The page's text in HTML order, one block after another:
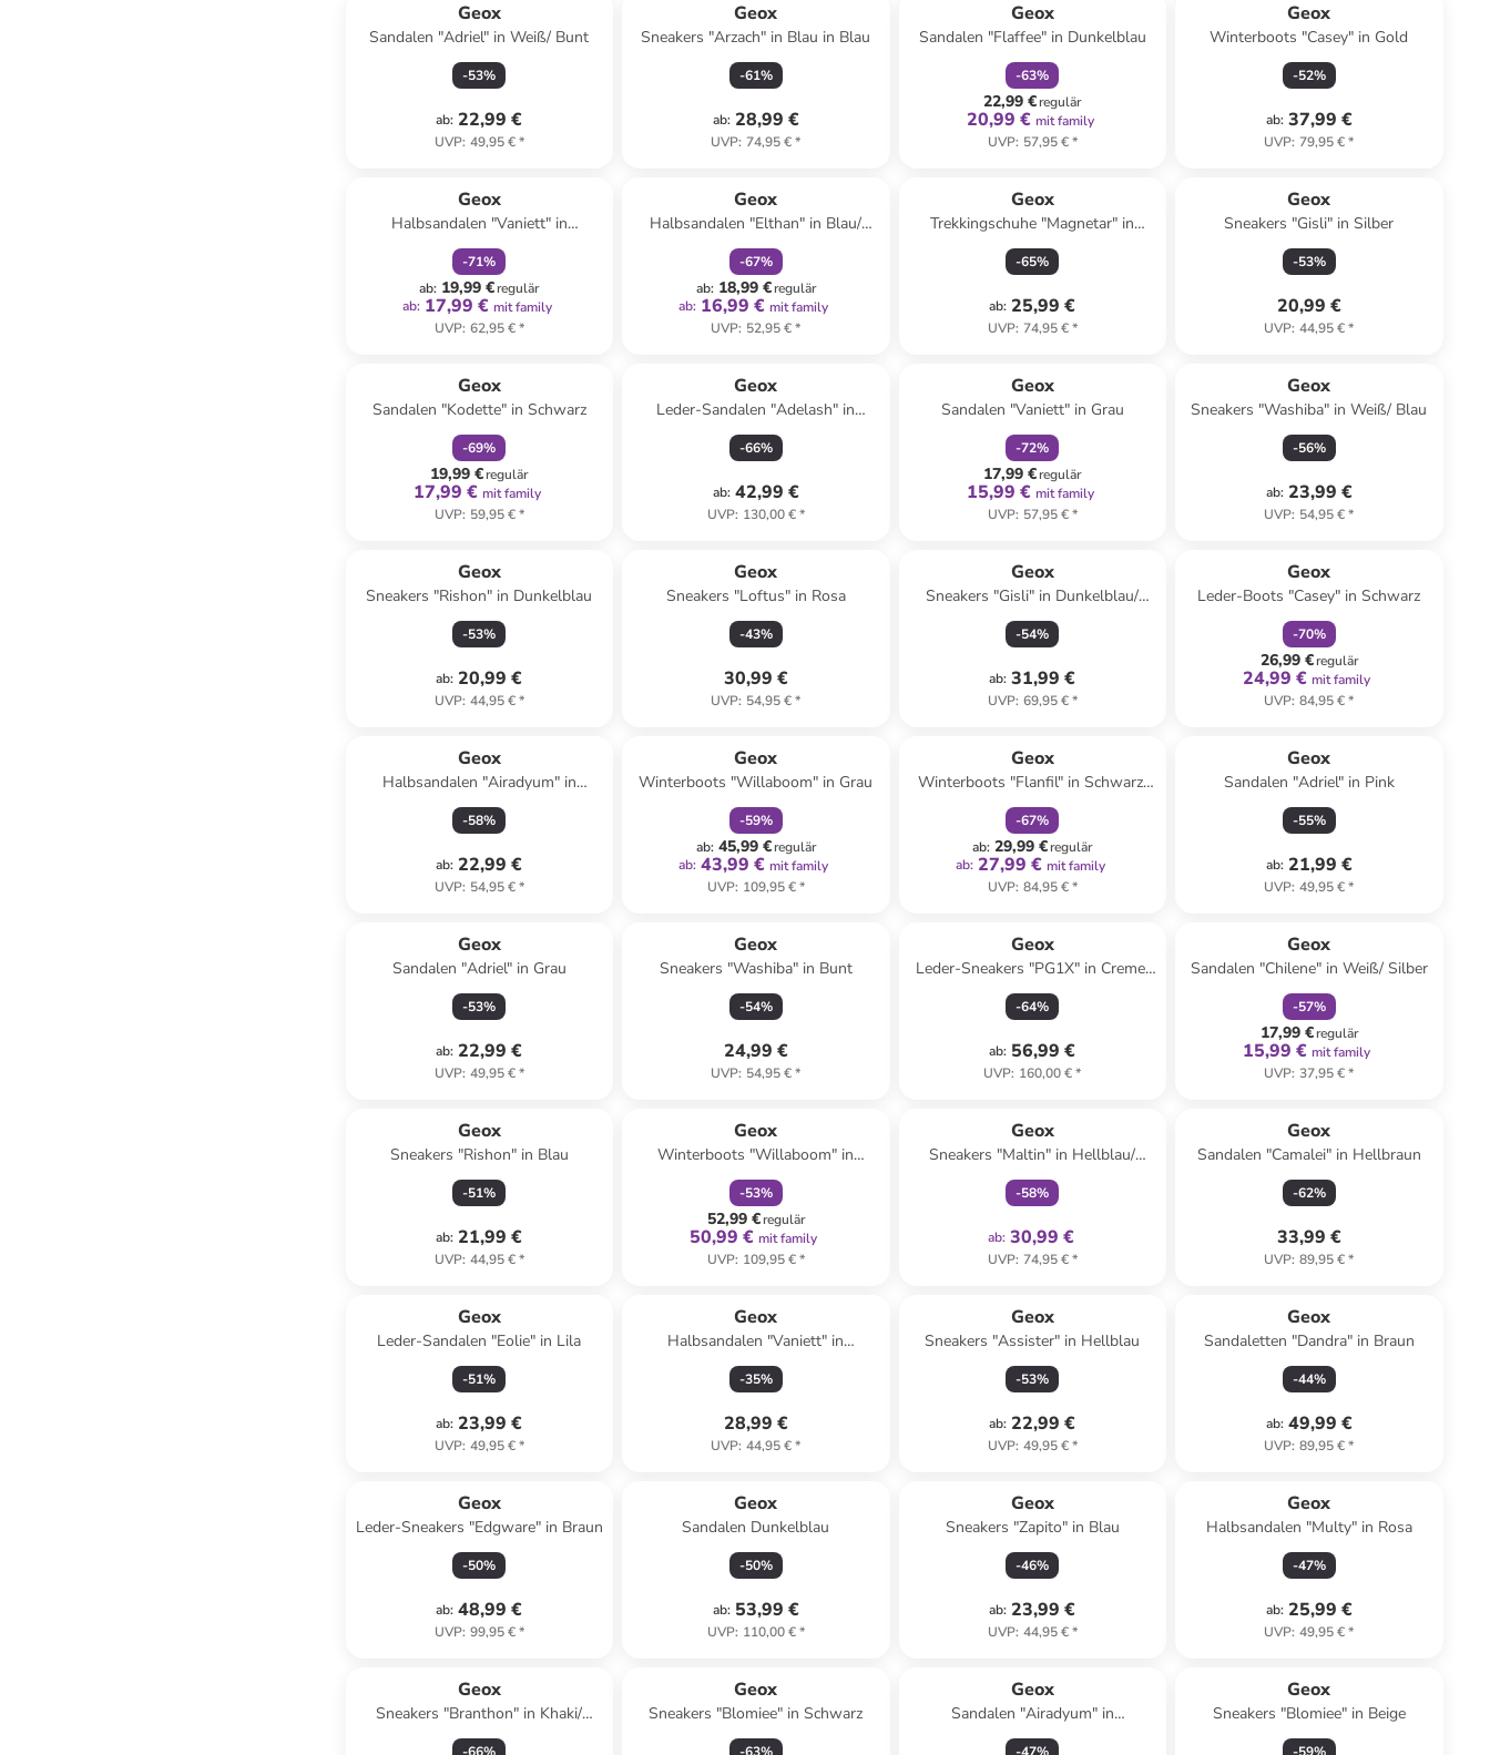
Geox
Sandalen "Adriel" in Weiß/ Bunt
-53%
ab: 22,99 €
UVP: 49,95 €*
Geox
Sneakers "Arzach" in Blau in Blau
-61%
ab: 28,99 €
UVP: 74,95 €*
Geox
Sandalen "Flaffee" in Dunkelblau
-63%
22,99 €regulär
20,99 € mit family
UVP: 57,95 €*
Geox
Winterboots "Casey" in Gold
-52%
ab: 37,99 €
UVP: 79,95 €*
Geox
Halbsandalen "Vaniett" in
Dunkelblau/ Gelb
-71%
ab: 19,99 €regulär
ab: 17,99 € mit family
UVP: 62,95 €*
Geox
Halbsandalen "Elthan" in Blau/
Orange
-67%
ab: 18,99 €regulär
ab: 16,99 € mit family
UVP: 52,95 €*
Geox
Trekkingschuhe "Magnetar" in
Schwarz/ Gelb
-65%
ab: 25,99 €
UVP: 74,95 €*
Geox
Sneakers "Gisli" in Silber
-53%
20,99 €
UVP: 44,95 €*
Geox
Sandalen "Kodette" in Schwarz
-69%
19,99 €regulär
17,99 € mit family
UVP: 59,95 €*
Geox
Leder-Sandalen "Adelash" in
Schwarz
-66%
ab: 42,99 €
UVP: 130,00 €*
Geox
Sandalen "Vaniett" in Grau
-72%
17,99 €regulär
15,99 € mit family
UVP: 57,95 €*
Geox
Sneakers "Washiba" in Weiß/ Blau
-56%
ab: 23,99 €
UVP: 54,95 €*
Geox
Sneakers "Rishon" in Dunkelblau
-53%
ab: 20,99 €
UVP: 44,95 €*
Geox
Sneakers "Loftus" in Rosa
-43%
30,99 €
UVP: 54,95 €*
Geox
Sneakers "Gisli" in Dunkelblau/
Rosa
-54%
ab: 31,99 €
UVP: 69,95 €*
Geox
Leder-Boots "Casey" in Schwarz
-70%
26,99 €regulär
24,99 € mit family
UVP: 84,95 €*
Geox
Halbsandalen "Airadyum" in
Dunkelblau/ Orange
-58%
ab: 22,99 €
UVP: 54,95 €*
Geox
Winterboots "Willaboom" in Grau
-59%
ab: 45,99 €regulär
ab: 43,99 € mit family
UVP: 109,95 €*
Geox
Winterboots "Flanfil" in Schwarz/
Grau
-67%
ab: 29,99 €regulär
ab: 27,99 € mit family
UVP: 84,95 €*
Geox
Sandalen "Adriel" in Pink
-55%
ab: 21,99 €
UVP: 49,95 €*
Geox
Sandalen "Adriel" in Grau
-53%
ab: 22,99 €
UVP: 49,95 €*
Geox
Sneakers "Washiba" in Bunt
-54%
24,99 €
UVP: 54,95 €*
Geox
Leder-Sneakers "PG1X" in Creme/
Beige
-64%
ab: 56,99 €
UVP: 160,00 €*
Geox
Sandalen "Chilene" in Weiß/ Silber
-57%
17,99 €regulär
15,99 € mit family
UVP: 37,95 €*
Geox
Sneakers "Rishon" in Blau
-51%
ab: 21,99 €
UVP: 44,95 €*
Geox
Winterboots "Willaboom" in
Dunkelblau
-53%
52,99 €regulär
50,99 € mit family
UVP: 109,95 €*
Geox
Sneakers "Maltin" in Hellblau/
Creme
-58%
ab: 30,99 €
UVP: 74,95 €*
Geox
Sandalen "Camalei" in Hellbraun
-62%
33,99 €
UVP: 89,95 €*
Geox
Leder-Sandalen "Eolie" in Lila
-51%
ab: 23,99 €
UVP: 49,95 €*
Geox
Halbsandalen "Vaniett" in
Dunkelblau
-35%
28,99 €
UVP: 44,95 €*
Geox
Sneakers "Assister" in Hellblau
-53%
ab: 22,99 €
UVP: 49,95 €*
Geox
Sandaletten "Dandra" in Braun
-44%
ab: 49,99 €
UVP: 89,95 €*
Geox
Leder-Sneakers "Edgware" in Braun
-50%
ab: 48,99 €
UVP: 99,95 €*
Geox
Sandalen Dunkelblau
-50%
ab: 53,99 €
UVP: 110,00 €*
Geox
Sneakers "Zapito" in Blau
-46%
ab: 23,99 €
UVP: 44,95 €*
Geox
Halbsandalen "Multy" in Rosa
-47%
ab: 25,99 €
UVP: 49,95 €*
Geox
Sneakers "Branthon" in Khaki/
Hellbraun
Geox
Sneakers "Blomiee" in Schwarz
Geox
Sandalen "Airadyum" in
Dunkelblau/ Blau/ Orange
Geox
Sneakers "Blomiee" in Beige